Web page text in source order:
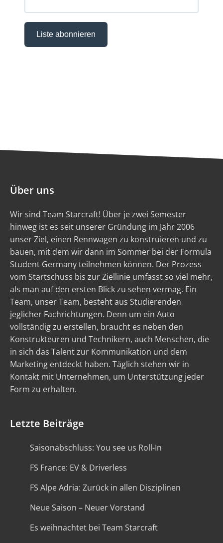
Über uns
Wir sind Team Starcraft! Über je zwei Semester
hinweg ist es seit unserer Gründung im Jahr 2006
unser Ziel, einen Rennwagen zu konstruieren und zu
bauen, mit dem wir dann im Sommer bei der Formula
Student Germany teilnehmen können. Der Prozess
vom Startschuss bis zur Ziellinie umfasst so viel mehr,
als man auf den ersten Blick zu sehen vermag. Ein
Team, unser Team, besteht aus Studierenden
jeglicher Fachrichtungen. Denn um ein Auto
vollständig zu erstellen, braucht es neben den
Konstrukteuren und Technikern, auch Menschen, die
in sich das Talent zur Kommunikation und dem
Marketing entdeckt haben. Täglich stehen wir in
Kontakt mit Unternehmen, um Unterstützung jeder
Form zu erhalten.
Letzte Beiträge
Saisonabschluss: You see us Roll-In
FS France: EV & Driverless
FS Alpe Adria: Zurück in allen Disziplinen
Neue Saison – Neuer Vorstand
Es weihnachtet bei Team Starcraft